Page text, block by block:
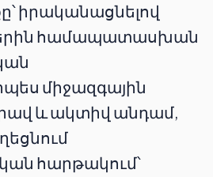
իրականացնելով
համապատասխան
միջազգային
և ակտիվ անդամ,
հարթակում՝